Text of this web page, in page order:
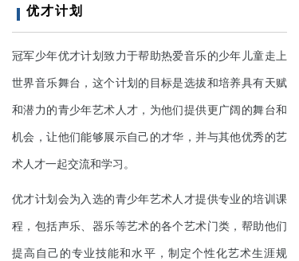
优才计划
冠军少年优才计划致力于帮助热爱音乐的少年儿童走上
世界音乐舞台，这个计划的目标是选拔和培养具有天赋
和潜力的青少年艺术人才，为他们提供更广阔的舞台和
机会，让他们能够展示自己的才华，并与其他优秀的艺
术人才一起交流和学习。
优才计划会为入选的青少年艺术人才提供专业的培训课
程，包括声乐、器乐等艺术的各个艺术门类，帮助他们
提高自己的专业技能和水平，制定个性化艺术生涯规